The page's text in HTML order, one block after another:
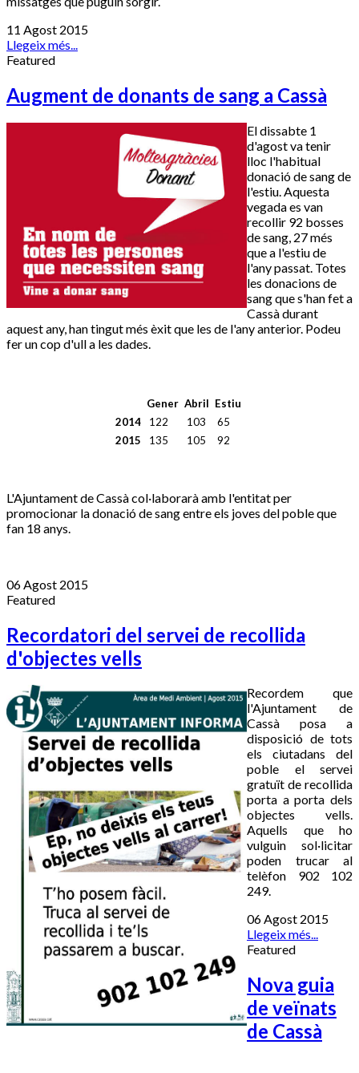
11 Agost 2015
Llegeix més...
Featured
Augment de donants de sang a Cassà
El dissabte 1
d'agost va tenir
lloc l'habitual
donació de sang de
l'estiu. Aquesta
vegada es van
recollir 92 bosses
de sang, 27 més
que a l'estiu de
l'any passat. Totes
les donacions de
sang que s'han fet a
Cassà durant
aquest any, han tingut més èxit que les de l'any anterior. Podeu
fer un cop d'ull a les dades.
Gener Abril Estiu
2014
122 103
65
2015
135 105 92
L'Ajuntament de Cassà col·laborarà amb l'entitat per
promocionar la donació de sang entre els joves del poble que
fan 18 anys.
06 Agost 2015
Featured
Recordatori del servei de recollida
d'objectes vells
Recordem que
l'Ajuntament de
Cassà posa a
disposició de tots
els ciutadans del
poble el servei
gratuït de recollida
porta a porta dels
objectes vells.
Aquells que ho
vulguin sol·licitar
poden trucar al
telèfon 902 102
249.
06 Agost 2015
Llegeix més...
Featured
Nova guia
de veïnats
de Cassà